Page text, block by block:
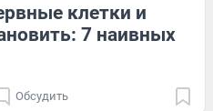
клетки и
7 наивных
Обсудить